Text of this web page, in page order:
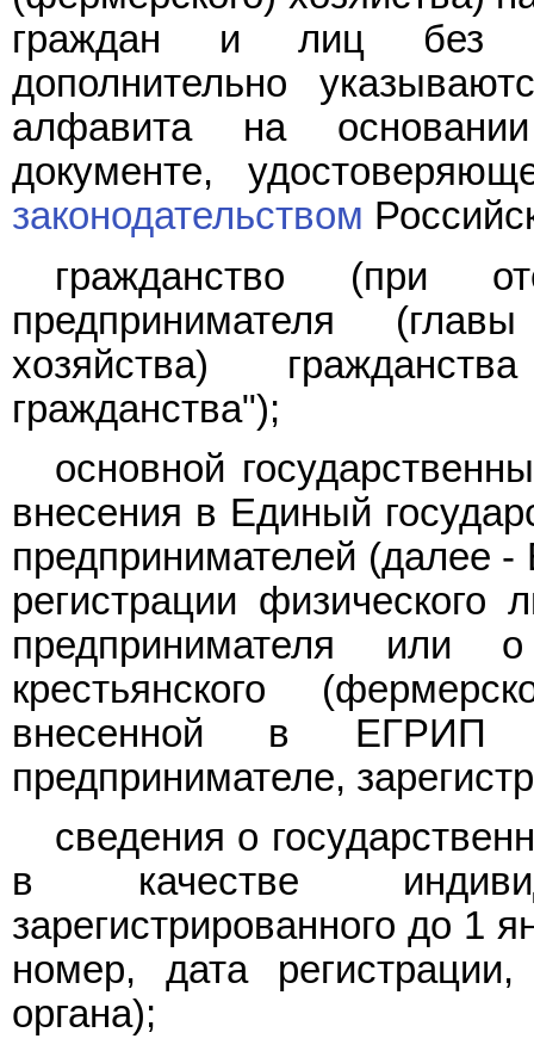
граждан и лиц без
дополнительно
алфавита на
документе,
законодательством
гражданство (при
предпринимателя
хозяйства)
гражданства");
основной
внесения в Единый
предпринимателей (далее
регистрации физического
предпринимателя или о
крестьянского
внесенной в ЕГРИП
предпринимателе,
сведения о
в качестве
зарегистрированного до 1
номер, дата
органа);